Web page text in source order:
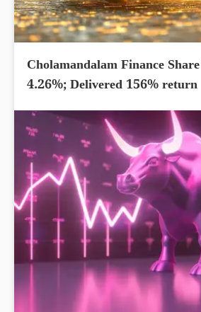
Cholamandalam Finance
4.26%; Delivered 156% return